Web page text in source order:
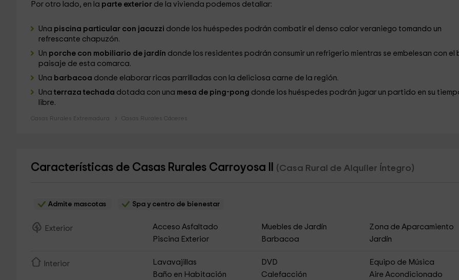
Por otro lado, en la parte exteriorde la vivienda podemos detallar:
Una piscina particular con jacuzzi donde los huéspedes podrán combatir el denso calor veraniego tomando un
refrescante chapuzón.
Un porche con mobiliario de jardín donde los residentes podrán consumir un refrigerio mientras se embelesan con el
paisaje de esta comarca.
Una barbacoa donde elaborar ricas parrilladas con la deliciosa carne de la región.
Una terraza techada dotada con una mesa de ping-pong donde los huéspedes podrán jugar un partido en su
libre.
Casas Rurales Extremadura Casas Rurales Cáceres
Características de Casas Rurales Carroyosa II (Casa Rural de Alquiler Íntegro)
Admite mascotas Spa y centro de bienestar
Exterior Acceso Asfaltado Muebles de Jardín
Zona de Aparcamiento
Piscina Exterior
Barbacoa Jardín
Interior Lavavajillas DVD
Equipo de Música
Baño en Habitación
Calefacción
Aire Acondicionado